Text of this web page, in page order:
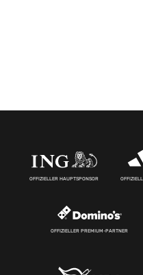
OFFIZIELLER HAUPTSPONSOR
OFFIZIELLER PREMIUM-PARTNER